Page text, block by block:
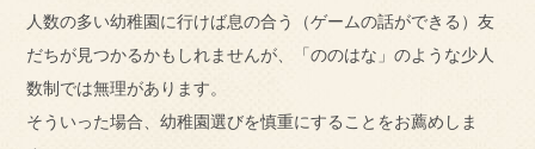
人数の多い幼稚園に行けば息の合う（ゲームの話ができる）友
だちが見つかるかもしれませんが、「ののはな」のような少人
数制では無理があります。
そういった場合、幼稚園選びを慎重にすることをお薦めしま